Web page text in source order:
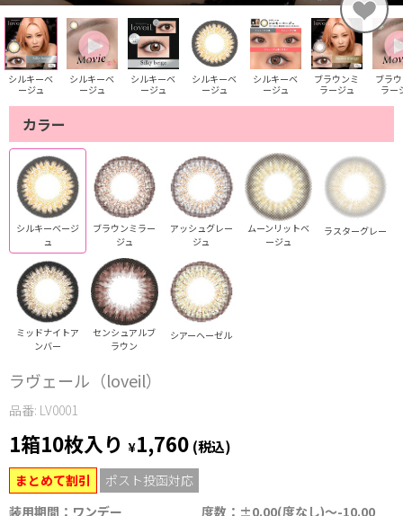
シルキーベ
ージュ
シルキーベ
ージュ
シルキーベ
ージュ
シルキーベ
ージュ
シルキーベ
ージュ
ブラウンミ
ラージュ
ブラ
ラー
カラー
シルキーベージ
ュ
ブラウンミラー
ジュ
アッシュグレー
ジュ
ムーンリットベ
ージュ
ラスターグレー
ミッドナイトア
ンバー
センシュアルブ
ラウン
シアーヘーゼル
ラヴェール（loveil）
品番: LV0001
1箱10枚入り ¥1,760 (税込)
まとめて割引
ポスト投函対応
装用期間：ワンデー
度数：±0.00(度なし)～-10.00